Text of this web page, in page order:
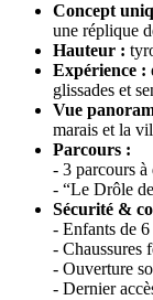
Concept
une réplique
Hauteur :
Expérience :
glissades et
Vue
marais et la
Parcours :
- 3 parcours à
- “Le Drôle
Sécurité &
- Enfants de
- Chaussures
- Ouverture
- Dernier